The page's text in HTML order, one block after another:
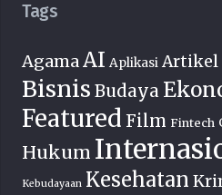
Tags
AgamaAI Aplikasi Artikel
Bisnis Budaya
Featured Film Fintech
Hukum
Kebudayaan Kesehatan